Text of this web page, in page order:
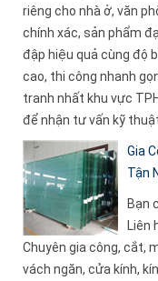
riêng cho nhà ở, văn
chính xác, sản phẩm
đập hiệu quả cùng độ
cao, thi công nhanh
tranh nhất khu vực
để nhận tư vấn kỹ
Gia
Tận
Bạn
Liên
Chuyên gia công, cắt,
vách ngăn, cửa kính,